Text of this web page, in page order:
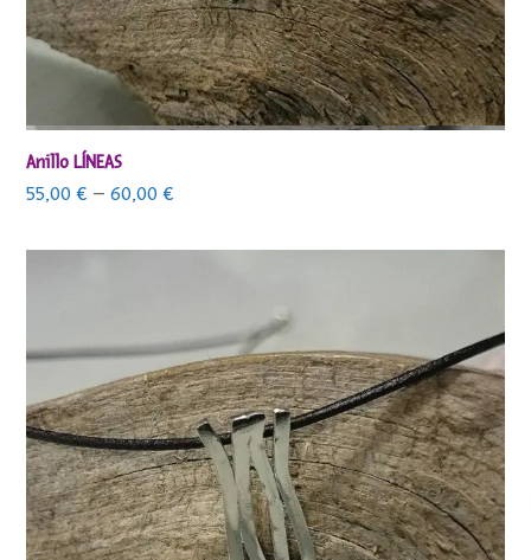
Anillo LÍNEAS
55,00€ –60,00€